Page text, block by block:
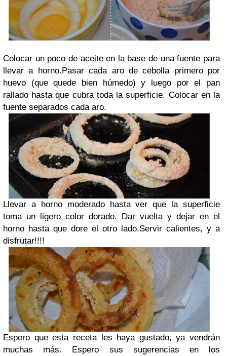
Colocar un poco de aceite en la base de una fuente para
llevar a horno.Pasar cada aro de cebolla primero por
huevo (que quede bien húmedo) y luego por el pan
rallado hasta que cubra toda la superficie. Colocar en la
fuente separados cada aro.
Llevar a horno moderado hasta ver que la superficie
toma un ligero color dorado. Dar vuelta y dejar en el
horno hasta que dore el otro lado.Servir calientes, y a
disfrutar!!!!
Espero que esta receta les haya gustado, ya vendrán
muchas más. Espero sus sugerencias en los